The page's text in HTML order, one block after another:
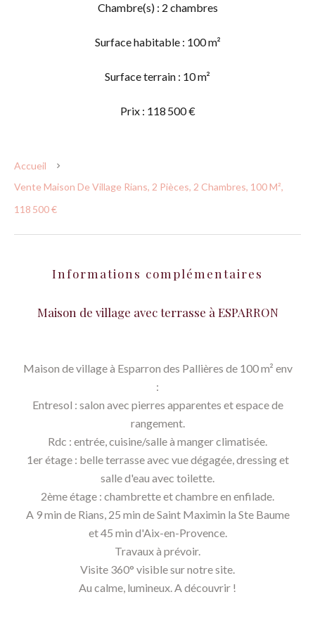
Chambre(s) : 2 chambres
Surface habitable : 100 m²
Surface terrain : 10 m²
Prix : 118 500 €
Accueil
Vente Maison De Village Rians, 2 Pièces, 2 Chambres, 100 M²,
118 500 €
Informations complémentaires
Maison de village avec terrasse à ESPARRON
Maison de village à Esparron des Pallières de 100 m² env
:
Entresol : salon avec pierres apparentes et espace de
rangement.
Rdc : entrée, cuisine/salle à manger climatisée.
1er étage : belle terrasse avec vue dégagée, dressing et
salle d'eau avec toilette.
2ème étage : chambrette et chambre en enfilade.
A 9 min de Rians, 25 min de Saint Maximin la Ste Baume
et 45 min d'Aix-en-Provence.
Travaux à prévoir.
Visite 360° visible sur notre site.
Au calme, lumineux. A découvrir !